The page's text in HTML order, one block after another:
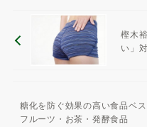
樫木
い」
糖化を防ぐ効果の高い食品ベ
フルーツ・お茶・発酵食品